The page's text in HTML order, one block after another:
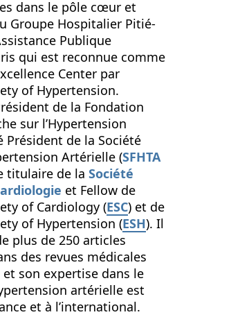
dans le pôle cœur et
Groupe Hospitalier Pitié-
Publique
qui est reconnue comme
Center par
of Hypertension.
de la Fondation
sur l’Hypertension
Président de la Société
Artérielle (SFHTA
titulaire de laSociété
et Fellow de
of Cardiology (ESC) et de
of Hypertension (ESH). Il
plus de 250 articles
des revues médicales
son expertise dans le
artérielle est
et à l’international.